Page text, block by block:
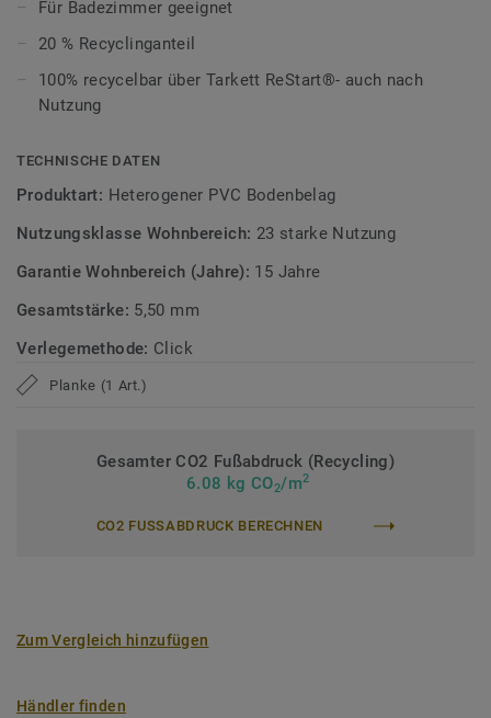
ultramatte Optik und schützt zuverlässig vor Kratzern,
Zirkulär gedacht
anerkannten Standards.
>> Erfahren Sie mehr über Tarkett Klick Vinyl.
Für Badezimmer geeignet
20 % Recyclinganteil
100% recycelbar über Tarkett ReStart®- auch nach
Nutzung
TECHNISCHE DATEN
Produktart: Heterogener PVC Bodenbelag
Nutzungsklasse Wohnbereich: 23 starke Nutzung
Garantie Wohnbereich (Jahre): 15 Jahre
Gesamtstärke: 5,50 mm
Verlegemethode: Click
Planke (1 Art.)
Gesamter CO2 Fußabdruck (Recycling)
6.08 kg CO2/m2
CO2 FUSSABDRUCK BERECHNEN
Zum Vergleich hinzufügen
Händler finden